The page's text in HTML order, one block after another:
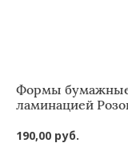
Формы
ламинацией
190,00 руб.